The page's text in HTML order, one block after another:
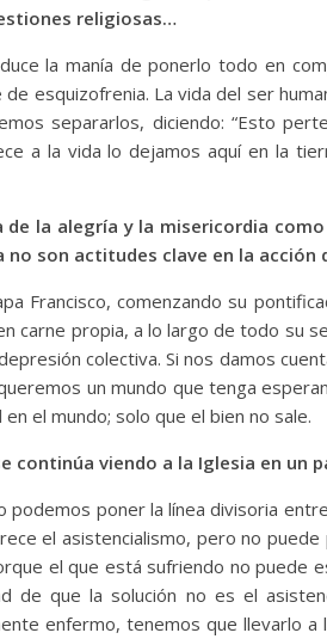
religiosas…
la manía de ponerlo todo en
de esquizofrenia. La vida del ser
separarlos, diciendo: “Esto
a la vida lo dejamos aquí en la
de la alegría y la misericordia
no son actitudes clave en la acción
Francisco, comenzando su
carne propia, a lo largo de todo su
colectiva. Si nos damos
un mundo que tenga
en el mundo; solo que el bien no sale.
continúa viendo a la Iglesia en un
podemos poner la línea divisoria
el asistencialismo, pero no
el que está sufriendo no puede
de que la solución no es el
enfermo, tenemos que llevarlo a